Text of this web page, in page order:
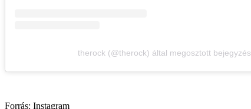
therock (@therock) által megosztott bejegyzés
Forrás: Instagram